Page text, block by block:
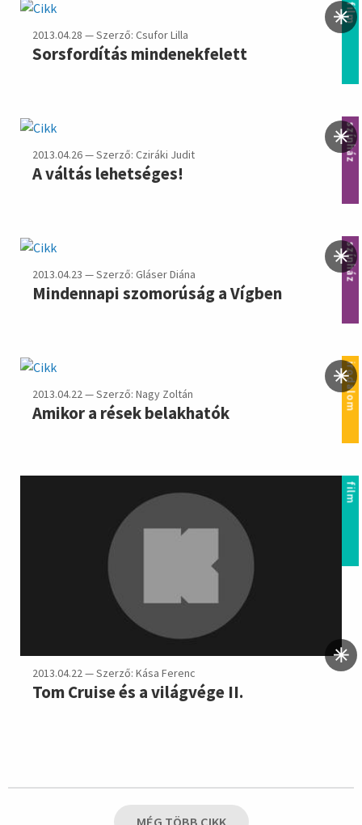
film
2013.04.28 — Szerző: Csufor Lilla
Sorsfordítás mindenekfelett
színház
2013.04.26 — Szerző: Cziráki Judit
A váltás lehetséges!
színház
2013.04.23 — Szerző: Gláser Diána
Mindennapi szomorúság a Vígben
irodalom
2013.04.22 — Szerző: Nagy Zoltán
Amikor a rések belakhatók
film
2013.04.22 — Szerző: Kása Ferenc
Tom Cruise és a világvége II.
MÉG TÖBB CIKK